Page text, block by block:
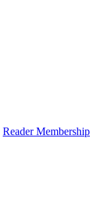
Reader Membership